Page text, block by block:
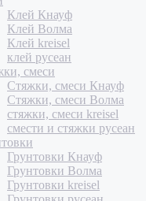
Клей Кнауф
Клей Волма
Клей kreisel
клей русеан
смеси
Стяжки, смеси Кнауф
Стяжки, смеси Волма
стяжки, смеси kreisel
смести и стяжки русеан
Грунтовки Кнауф
Грунтовки Волма
Грунтовки kreisel